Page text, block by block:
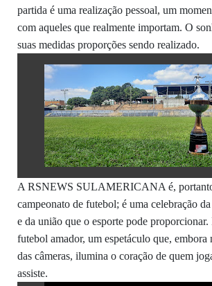
partida é uma realização pessoal, um
com aqueles que realmente importam. O
suas medidas proporções sendo realizado.
A RSNEWS SULAMERICANA é,
campeonato de futebol; é uma celebração
e da união que o esporte pode proporcionar.
futebol amador, um espetáculo que, embora
das câmeras, ilumina o coração de quem
assiste.